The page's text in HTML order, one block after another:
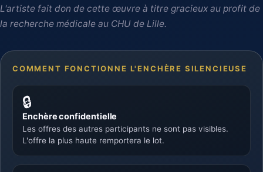
L'artiste fait don de cette œuvre à titre gracieux au profit de
la recherche médicale au CHU de Lille.
COMMENT FONCTIONNE L'ENCHÈRE SILENCIEUSE
🔒
Enchère confidentielle
Les offres des autres participants ne sont pas visibles.
L'offre la plus haute remportera le lot.